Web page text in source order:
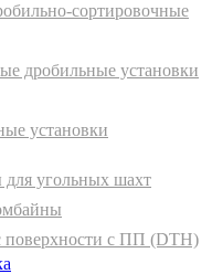
сортировочные
дробильные установки
установки
угольных шахт
поверхности с ПП (DTH)